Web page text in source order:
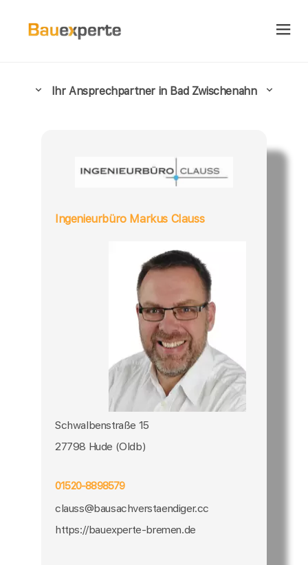
Ihr Ansprechpartner in Bad Zwischenahn
Ingenieurbüro Markus Clauss
Schwalbenstraße 15
27798 Hude (Oldb)
01520-8898579
clauss@bausachverstaendiger.cc
https://bauexperte-bremen.de